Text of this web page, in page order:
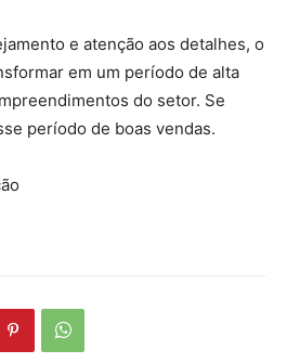
e atenção aos detalhes, o
em um período de alta
do setor. Se
período de boas vendas.